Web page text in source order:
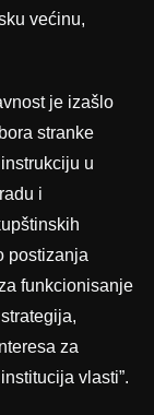
većinu,
je izašlo
stranke
u
i
postizanja
funkcionisanje
za
vlasti”.